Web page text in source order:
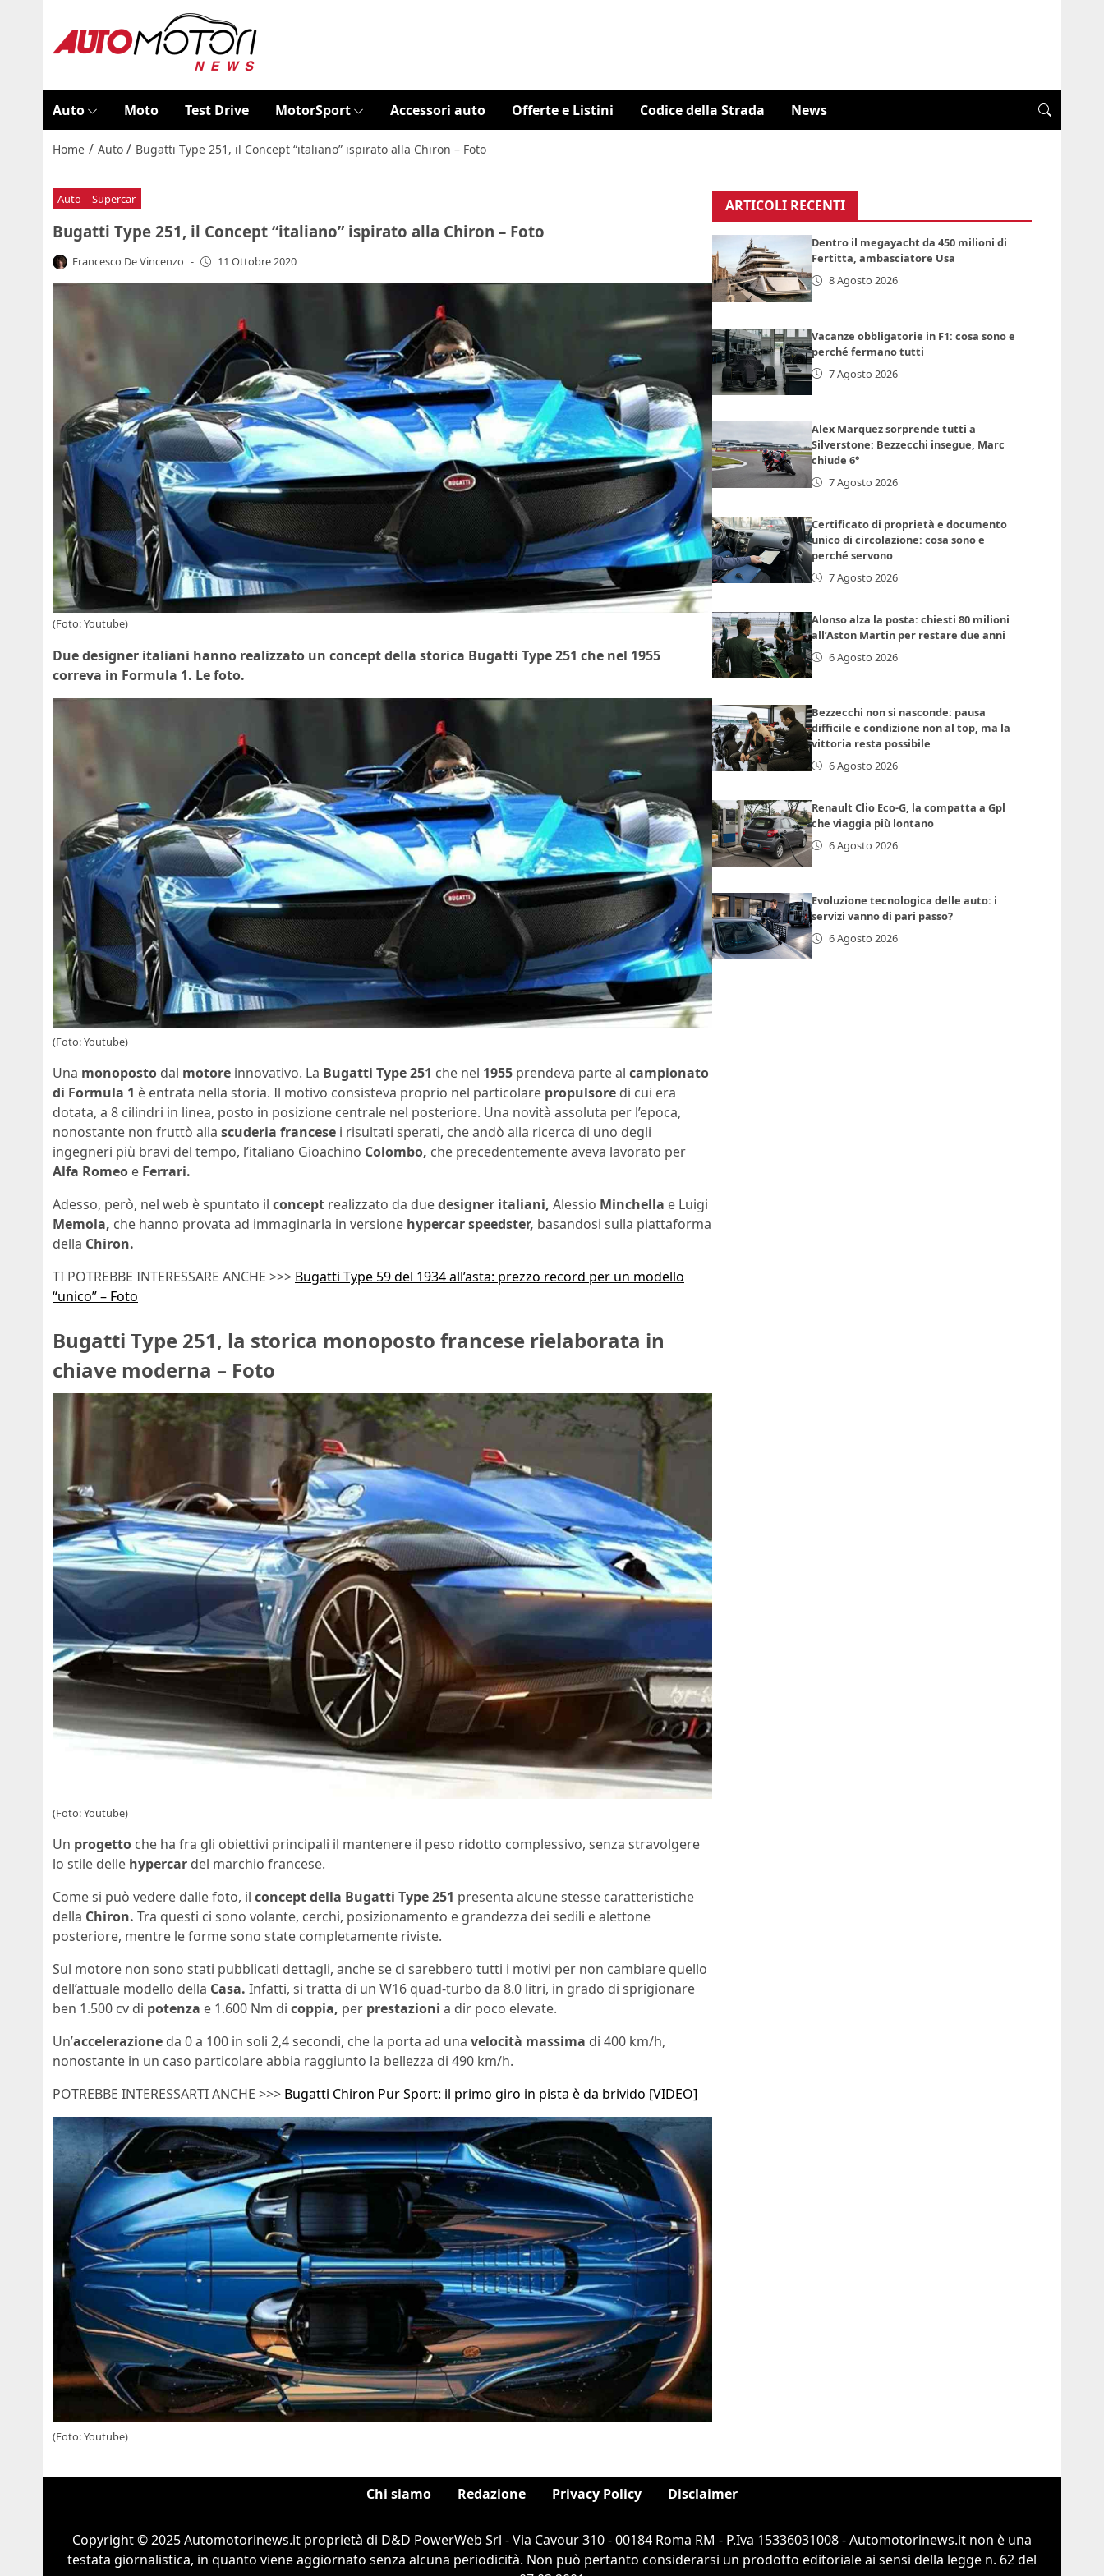
Auto Moto Test Drive MotorSport Accessori auto Offerte e Listini Codice della Strada News
Home / Auto / Bugatti Type 251, il Concept “italiano” ispirato alla Chiron – Foto
Auto Supercar
Bugatti Type 251, il Concept “italiano” ispirato alla Chiron – Foto
Francesco De Vincenzo - 11 Ottobre 2020
(Foto: Youtube)
Due designer italiani hanno realizzato un concept della storica Bugatti Type 251 che nel 1955
correva in Formula 1. Le foto.
(Foto: Youtube)
Una monoposto dal motore innovativo. La Bugatti Type 251 che nel 1955 prendeva parte al campionato
di Formula 1 è entrata nella storia. Il motivo consisteva proprio nel particolare propulsore di cui era
dotata, a 8 cilindri in linea, posto in posizione centrale nel posteriore. Una novità assoluta per l’epoca,
nonostante non fruttò alla scuderia francese i risultati sperati, che andò alla ricerca di uno degli
ingegneri più bravi del tempo, l’italiano Gioachino Colombo, che precedentemente aveva lavorato per
Alfa Romeo e Ferrari.
Adesso, però, nel web è spuntato il concept realizzato da duedesigner italiani, Alessio Minchella e Luigi
Memola, che hanno provata ad immaginarla in versione hypercar speedster, basandosi sulla piattaforma
della Chiron.
TI POTREBBE INTERESSARE ANCHE >>> Bugatti Type 59 del 1934 all’asta: prezzo record per un modello
“unico” – Foto
Bugatti Type 251, la storica monoposto francese rielaborata in
chiave moderna – Foto
(Foto: Youtube)
Un progetto che ha fra gli obiettivi principali il mantenere il peso ridotto complessivo, senza stravolgere
lo stile delle hypercar del marchio francese.
Come si può vedere dalle foto, il concept della Bugatti Type 251 presenta alcune stesse caratteristiche
della Chiron. Tra questi ci sono volante, cerchi, posizionamento e grandezza dei sedili e alettone
posteriore, mentre le forme sono state completamente riviste.
Sul motore non sono stati pubblicati dettagli, anche se ci sarebbero tutti i motivi per non cambiare quello
dell’attuale modello della Casa. Infatti, si tratta di un W16 quad-turbo da 8.0 litri, in grado di sprigionare
ben 1.500 cv di potenza e 1.600 Nm di coppia, per prestazioni a dir poco elevate.
Un’accelerazione da 0 a 100 in soli 2,4 secondi, che la porta ad una velocità massima di 400 km/h,
nonostante in un caso particolare abbia raggiunto la bellezza di 490 km/h.
POTREBBE INTERESSARTI ANCHE >>> Bugatti Chiron Pur Sport: il primo giro in pista è da brivido [VIDEO]
(Foto: Youtube)
ARTICOLI RECENTI
Dentro il megayacht da 450 milioni di
Fertitta, ambasciatore Usa
8 Agosto 2026
Vacanze obbligatorie in F1: cosa sono e
perché fermano tutti
7 Agosto 2026
Alex Marquez sorprende tutti a
Silverstone: Bezzecchi insegue, Marc
chiude 6°
7 Agosto 2026
Certificato di proprietà e documento
unico di circolazione: cosa sono e
perché servono
7 Agosto 2026
Alonso alza la posta: chiesti 80 milioni
all’Aston Martin per restare due anni
6 Agosto 2026
Bezzecchi non si nasconde: pausa
difficile e condizione non al top, ma la
vittoria resta possibile
6 Agosto 2026
Renault Clio Eco-G, la compatta a Gpl
che viaggia più lontano
6 Agosto 2026
Evoluzione tecnologica delle auto: i
servizi vanno di pari passo?
6 Agosto 2026
Chi siamo Redazione Privacy Policy Disclaimer
Copyright © 2025 Automotorinews.it proprietà di D&D PowerWeb Srl - Via Cavour 310 - 00184 Roma RM - P.Iva 15336031008 - Automotorinews.it non è una
testata giornalistica, in quanto viene aggiornato senza alcuna periodicità. Non può pertanto considerarsi un prodotto editoriale ai sensi della legge n. 62 del